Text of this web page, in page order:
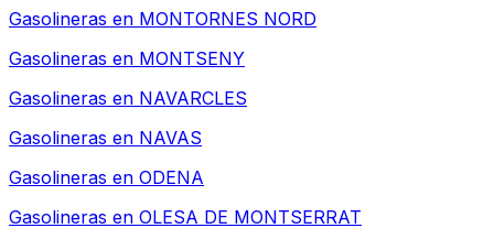
Gasolineras en MONTORNES NORD
Gasolineras en MONTSENY
Gasolineras en NAVARCLES
Gasolineras en NAVAS
Gasolineras en ODENA
Gasolineras en OLESA DE MONTSERRAT